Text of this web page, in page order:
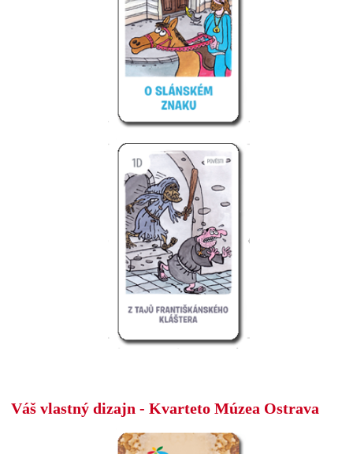
Váš vlastný dizajn - Kvarteto Múzea Ostrava